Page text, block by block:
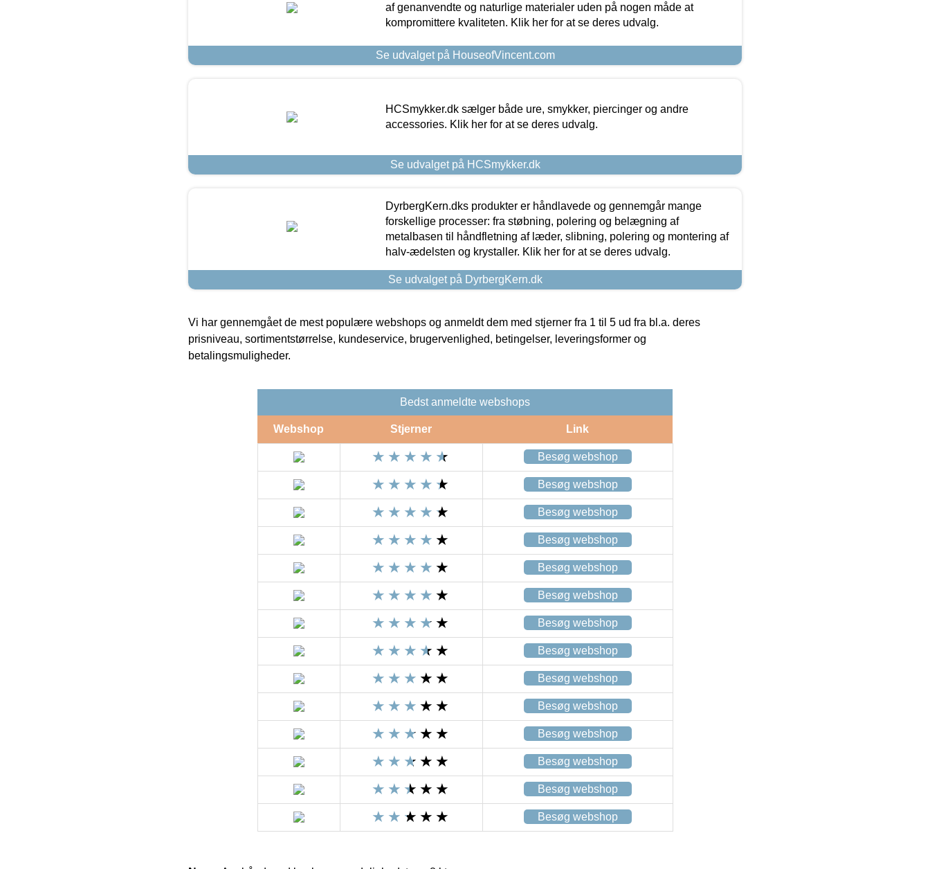
af genanvendte og naturlige materialer uden på nogen måde at
kompromittere kvaliteten. Klik her for at se deres udvalg.
Se udvalget på HouseofVincent.com
HCSmykker.dk sælger både ure, smykker, piercinger og andre
accessories. Klik her for at se deres udvalg.
Se udvalget på HCSmykker.dk
DyrbergKern.dks produkter er håndlavede og gennemgår mange
forskellige processer: fra støbning, polering og belægning af
metalbasen til håndfletning af læder, slibning, polering og montering af
halv-ædelsten og krystaller. Klik her for at se deres udvalg.
Se udvalget på DyrbergKern.dk
Vi har gennemgået de mest populære webshops og anmeldt dem med stjerner fra 1 til 5 ud fra bl.a. deres
prisniveau, sortimentstørrelse, kundeservice, brugervenlighed, betingelser, leveringsformer og
betalingsmuligheder.
Bedst anmeldte webshops
Webshop Stjerner Link
Besøg webshop
Besøg webshop
Besøg webshop
Besøg webshop
Besøg webshop
Besøg webshop
Besøg webshop
Besøg webshop
Besøg webshop
Besøg webshop
Besøg webshop
Besøg webshop
Besøg webshop
Besøg webshop